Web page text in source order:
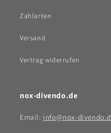
Zahlarten
Versand
Vertrag widerrufen
nox-divendo.de
Email: info@nox-